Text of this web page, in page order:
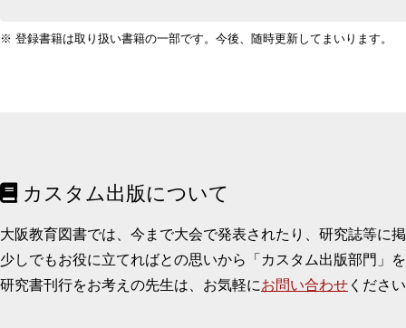
※ 登録書籍は取り扱い書籍の一部です。今後、随時更新してまいります。
カスタム出版について
大阪教育図書では、今まで大会で発表されたり、研究誌等に
少しでもお役に立てればとの思いから「カスタム出版部門」
研究書刊行をお考えの先生は、お気軽にお問い合わせ くださ